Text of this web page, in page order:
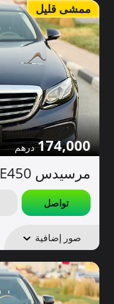
ممشى قليل
174,000
مرسيدس E450 للبيع
تواصل
صور إضافية